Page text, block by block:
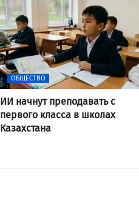
ОБЩЕСТВО
ИИ начнут преподавать с
первого класса в школах
Казахстана